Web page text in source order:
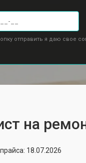
отправить я даю свое
на
18.07.2026